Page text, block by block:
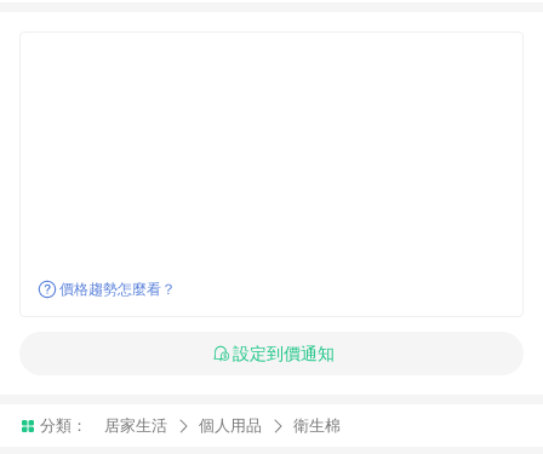
價格趨勢怎麼看？
設定到價通知
分類： 居家生活 個人用品 衛生棉